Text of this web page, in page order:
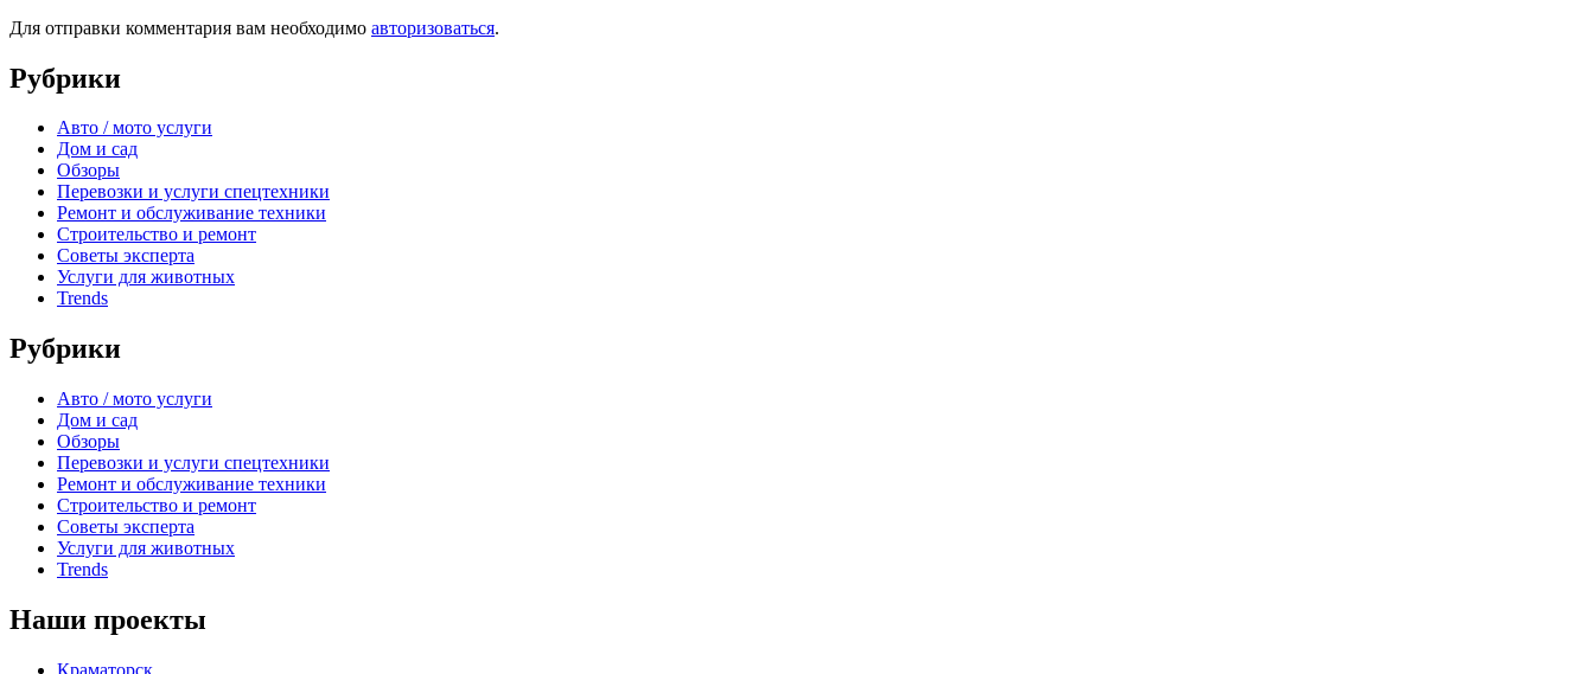
Для отправки комментария вам необходимо авторизоваться.
Рубрики
Авто / мото услуги
Дом и сад
Обзоры
Перевозки и услуги спецтехники
Ремонт и обслуживание техники
Строительство и ремонт
Советы эксперта
Услуги для животных
Trends
Рубрики
Авто / мото услуги
Дом и сад
Обзоры
Перевозки и услуги спецтехники
Ремонт и обслуживание техники
Строительство и ремонт
Советы эксперта
Услуги для животных
Trends
Наши проекты
Краматорск